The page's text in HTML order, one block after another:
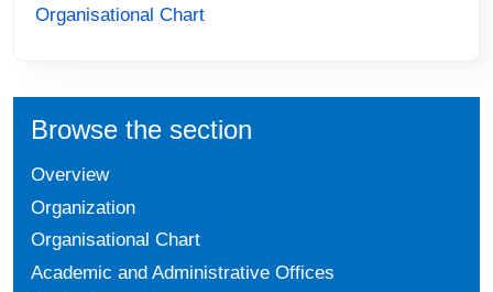
Organisational Chart
Browse the section
Overview
Organization
Organisational Chart
Academic and Administrative Offices